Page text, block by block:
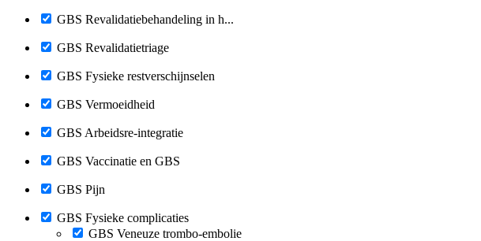
GBS Revalidatiebehandeling in h...
GBS Revalidatietriage
GBS Fysieke restverschijnselen
GBS Vermoeidheid
GBS Arbeidsre-integratie
GBS Vaccinatie en GBS
GBS Pijn
GBS Fysieke complicaties
GBS Veneuze trombo-embolie